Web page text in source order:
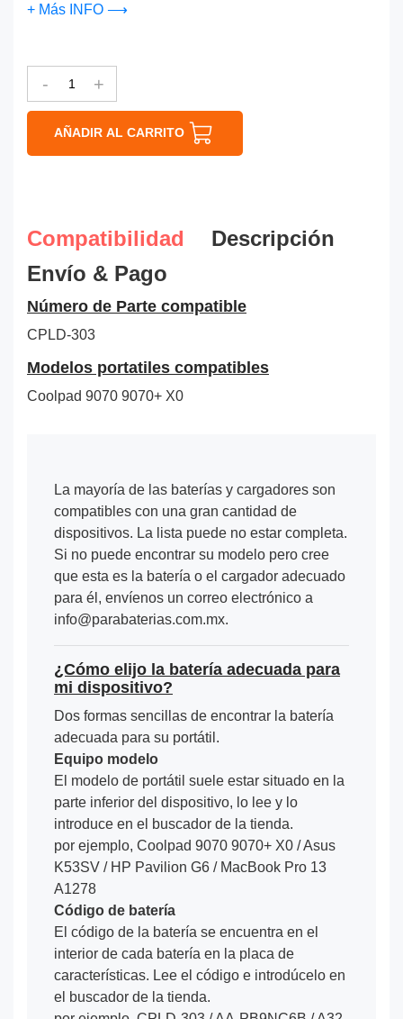
+ Más INFO ⟶
- +
AÑADIR AL CARRITO
Compatibilidad
Descripción
Envío & Pago
Número de Parte compatible
CPLD-303
Modelos portatiles compatibles
Coolpad 9070 9070+ X0
La mayoría de las baterías y cargadores son
compatibles con una gran cantidad de
dispositivos. La lista puede no estar completa.
Si no puede encontrar su modelo pero cree
que esta es la batería o el cargador adecuado
para él, envíenos un correo electrónico a
info@parabaterias.com.mx.
¿Cómo elijo la batería adecuada para
mi dispositivo?
Dos formas sencillas de encontrar la batería
adecuada para su portátil.
Equipo modelo
El modelo de portátil suele estar situado en la
parte inferior del dispositivo, lo lee y lo
introduce en el buscador de la tienda.
por ejemplo, Coolpad 9070 9070+ X0 / Asus
K53SV / HP Pavilion G6 / MacBook Pro 13
A1278
Código de batería
El código de la batería se encuentra en el
interior de cada batería en la placa de
características. Lee el código e introdúcelo en
el buscador de la tienda.